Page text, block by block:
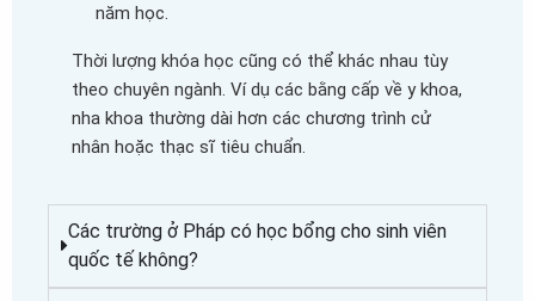
năm học.
Thời lượng khóa học cũng có thể khác nhau tùy
theo chuyên ngành. Ví dụ các bằng cấp về y khoa,
nha khoa thường dài hơn các chương trình cử
nhân hoặc thạc sĩ tiêu chuẩn.
Các trường ở Pháp có học bổng cho sinh viên
quốc tế không?